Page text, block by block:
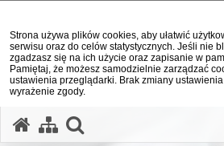
Strona używa plików cookies, aby ułatwić
serwisu oraz do celów statystycznych. Jeśli nie
zgadzasz się na ich użycie oraz zapisanie w
Pamiętaj, że możesz samodzielnie zarządzać
ustawienia przeglądarki. Brak zmiany
wyrażenie zgody.